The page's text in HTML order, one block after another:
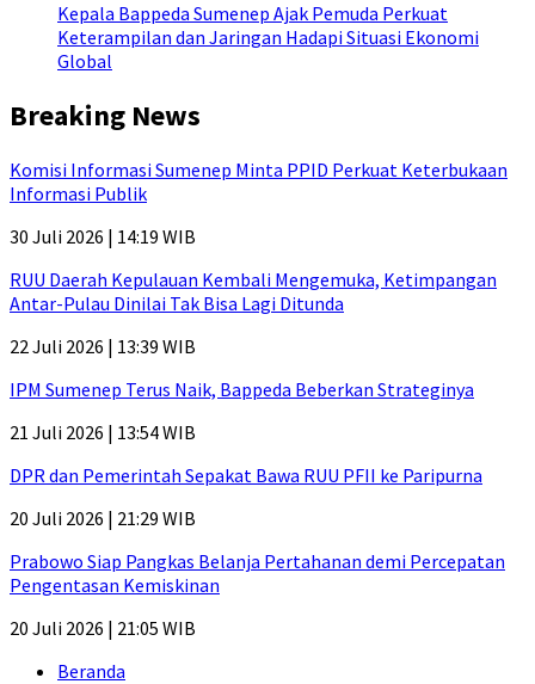
Kepala Bappeda Sumenep Ajak Pemuda Perkuat
Keterampilan dan Jaringan Hadapi Situasi Ekonomi
Global
Breaking News
Komisi Informasi Sumenep Minta PPID Perkuat Keterbukaan
Informasi Publik
30 Juli 2026 | 14:19 WIB
RUU Daerah Kepulauan Kembali Mengemuka, Ketimpangan
Antar-Pulau Dinilai Tak Bisa Lagi Ditunda
22 Juli 2026 | 13:39 WIB
IPM Sumenep Terus Naik, Bappeda Beberkan Strateginya
21 Juli 2026 | 13:54 WIB
DPR dan Pemerintah Sepakat Bawa RUU PFII ke Paripurna
20 Juli 2026 | 21:29 WIB
Prabowo Siap Pangkas Belanja Pertahanan demi Percepatan
Pengentasan Kemiskinan
20 Juli 2026 | 21:05 WIB
Beranda